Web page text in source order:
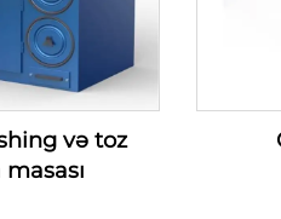
və toz